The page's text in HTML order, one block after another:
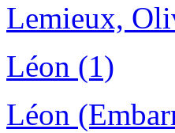
Lemieux,
Léon (1)
Léon